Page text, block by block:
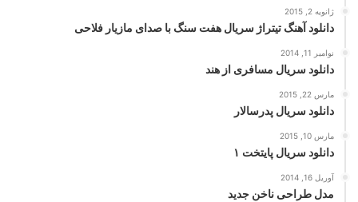
ژانویه 2, 2015
دانلود آهنگ تیتراژ سریال هفت سنگ با صدای مازیار فلاحی
نوامبر 11, 2014
دانلود سریال مسافری از هند
مارس 22, 2015
دانلود سریال پدرسالار
مارس 10, 2015
دانلود سریال پایتخت ۱
آوریل 16, 2014
مدل طراحی ناخن جدید